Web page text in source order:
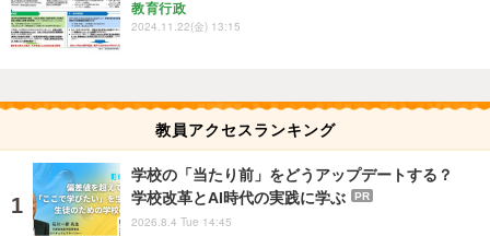
教育行政
2024.11.22(金) 13:15
教員アクセスランキング
学校の「当たり前」をどうアップデートする？
学校改革とAI時代の実践に学ぶ
PR
2026.8.4 Tue 14:45